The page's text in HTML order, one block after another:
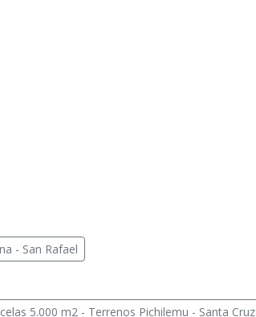
- San Rafael
5.000 m2 - Terrenos Pichilemu - Santa Cruz